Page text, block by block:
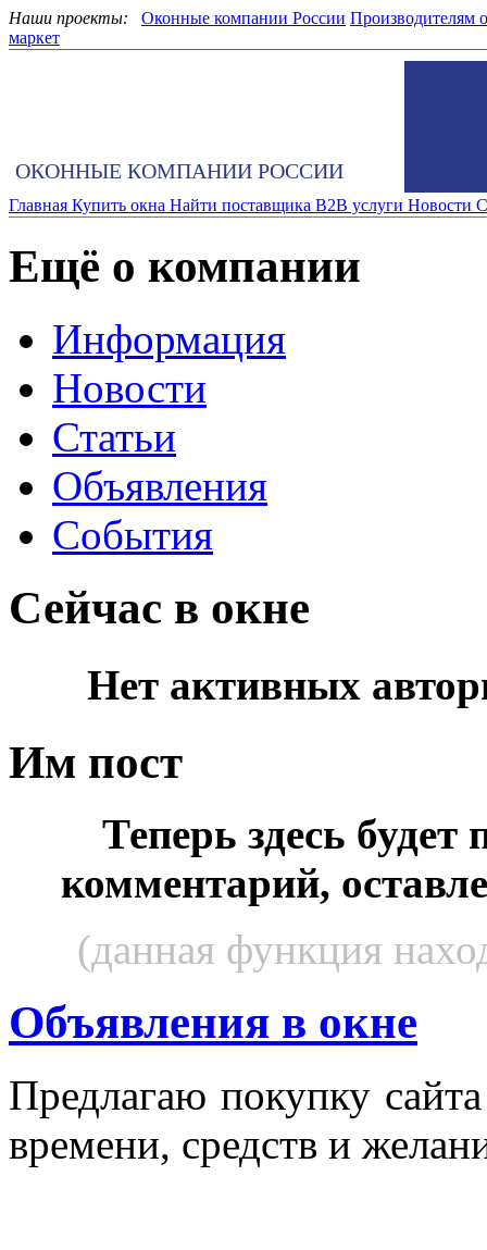
Наши проекты: Оконные компании России Производителям
маркет
ОКОННЫЕ КОМПАНИИ РОССИИ
Главная Купить окна Найти поставщика B2B услуги Новости
Ещё о компании
Информация
Новости
Статьи
Объявления
События
Сейчас в окне
Нет активных
Им пост
Теперь здесь будет
комментарий,
(данная функция
Объявления в окне
Пред­ла­гаю по­куп­ку
вре­мени, средств и